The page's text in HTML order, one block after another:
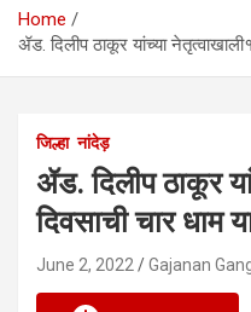
Home
ॲड. दिलीप ठाकूर यांच्या
जिल्हा नांदेड़
ॲड. दिलीप ठाकूर
दिवसाची चार धाम
June 2, 2022 Gajanan